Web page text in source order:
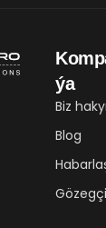
ýa
Biz
Blog